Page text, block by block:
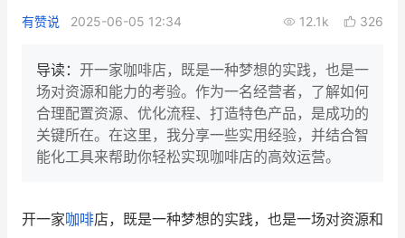
增长产品指南
智库 产品场景库
行业洞察
有赞说 2025-06-05 12:34 12.1k 326
导读： 开一家咖啡店，既是一种梦想的实践，也是一
场对资源和能力的考验。作为一名经营者，了解如何
合理配置资源、优化流程、打造特色产品，是成功的
关键所在。在这里，我分享一些实用经验，并结合智
能化工具来帮助你轻松实现咖啡店的高效运营。
开一家咖啡店，既是一种梦想的实践，也是一场对资源和